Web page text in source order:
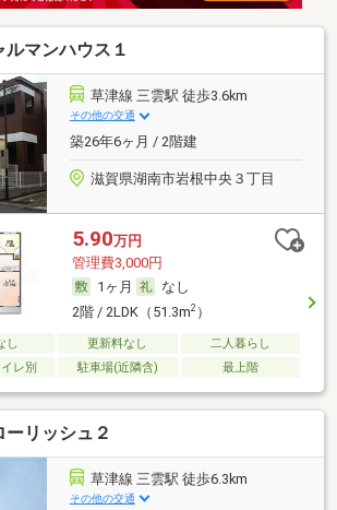
ルマンハウス１
草津線 三雲駅 徒歩3.6km
その他の交通
築26年6ヶ月 / 2階建
滋賀県湖南市岩根中央３丁目
5.90万円
管理費3,000円
1ヶ月
なし
2階 / 2LDK（51.3m2）
し 更新料なし
二人暮らし
レ別
駐車場(近隣含) 最上階
ーリッシュ２
草津線 三雲駅 徒歩6.3km
その他の交通